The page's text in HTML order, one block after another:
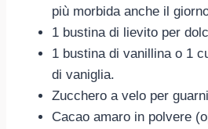
più morbida anche il
1 bustina di lievito per
1 bustina di vanillina o 1
di vaniglia.
Zucchero a velo per
Cacao amaro in polvere